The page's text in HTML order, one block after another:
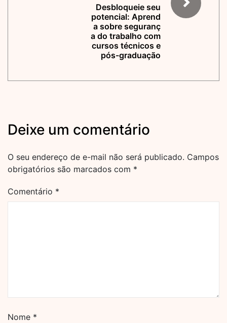
Desbloqueie seu
potencial: Aprend
a sobre seguranç
a do trabalho com
cursos técnicos e
pós-graduação
Deixe um comentário
O seu endereço de e-mail não será publicado. Campos
obrigatórios são marcados com *
Comentário *
Nome *